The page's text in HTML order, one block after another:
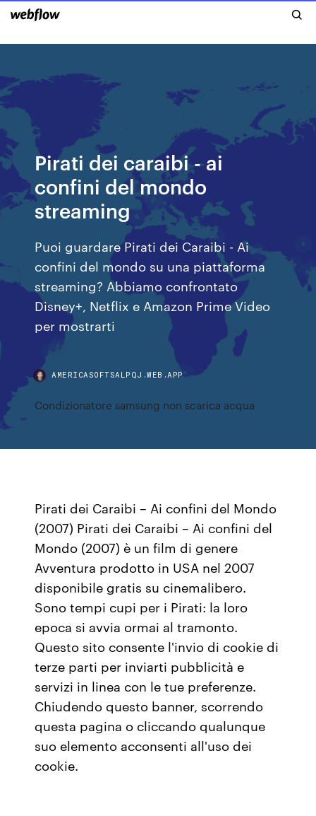
Pirati dei caraibi - ai
confini del mondo
streaming
Puoi guardare Pirati dei Caraibi - Ai
confini del mondo su una piattaforma
streaming? Abbiamo confrontato
Disney+, Netflix e Amazon Prime Video
per mostrarti
AMERICASOFTSALPQJ.WEB.APP
Condizionatore samsung non scarica acqua
Pirati dei Caraibi – Ai confini del Mondo
(2007) Pirati dei Caraibi – Ai confini del
Mondo (2007) è un film di genere
Avventura prodotto in USA nel 2007
disponibile gratis su cinemalibero.
Sono tempi cupi per i Pirati: la loro
epoca si avvia ormai al tramonto.
Questo sito consente l'invio di cookie di
terze parti per inviarti pubblicità e
servizi in linea con le tue preferenze.
Chiudendo questo banner, scorrendo
questa pagina o cliccando qualunque
suo elemento acconsenti all'uso dei
cookie.